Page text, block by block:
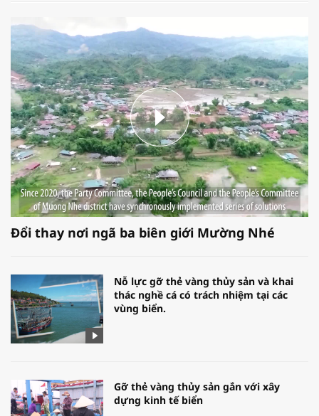
Đổi thay nơi ngã ba biên giới Mường Nhé
Nỗ lực gỡ thẻ vàng thủy sản và khai
thác nghề cá có trách nhiệm tại các
vùng biển.
Gỡ thẻ vàng thủy sản gắn với xây
dựng kinh tế biển